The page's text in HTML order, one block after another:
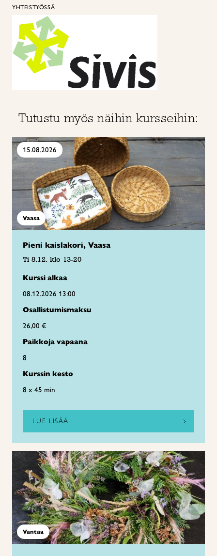
YHTEISTYÖSSÄ
Tutustu myös näihin kursseihin:
15.08.2026
Vaasa
Pieni kaislakori, Vaasa
Ti 8.12. klo 13-20
Kurssi alkaa
08.12.2026 13:00
Osallistumismaksu
26,00 €
Paikkoja vapaana
8
Kurssin kesto
8 x 45 min
LUE LISÄÄ
Vantaa